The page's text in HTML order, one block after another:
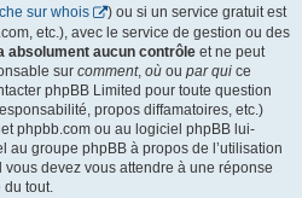
sur whois
) ou si un service gratuit est
etc.), avec le service de gestion ou des
absolument aucun contrôle et ne peut
sur comment, où ou par qui ce
phpBB Limited pour toute question
propos diffamatoires, etc.)
phpbb.com ou au logiciel phpBB lui-
au groupe phpBB à propos de l’utilisation
vous devez vous attendre à une réponse
du tout.